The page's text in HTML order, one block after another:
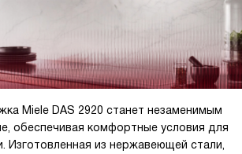
Miele DAS 2920 станет незаменимым
обеспечивая комфортные условия для
Изготовленная из нержавеющей стали,